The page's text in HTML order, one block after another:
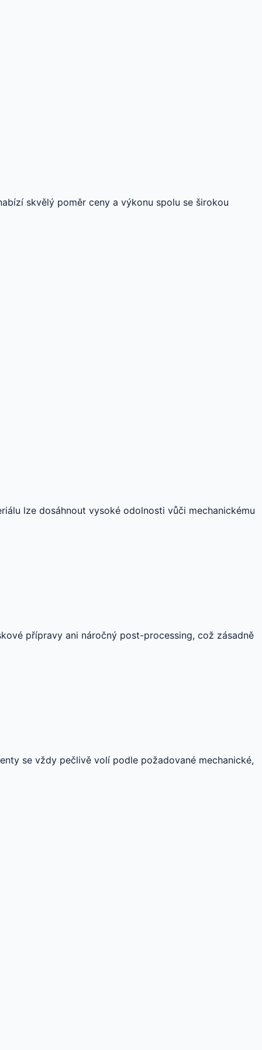
skvělý poměr ceny a výkonu spolu se širokou
lze dosáhnout vysoké odolnosti vůči mechanickému
přípravy ani náročný post-processing, což zásadně
se vždy pečlivě volí podle požadované mechanické,